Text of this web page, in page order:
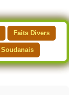
Faits Divers
Soudanais